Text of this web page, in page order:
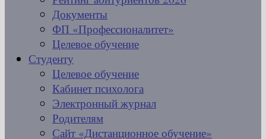
Документы
ФП «Профессионалитет»
Целевое обучение
Студенту
Целевое обучение
Кабинет психолога
Электронный журнал
Родителям
Сайт «Дистанционное обучение»